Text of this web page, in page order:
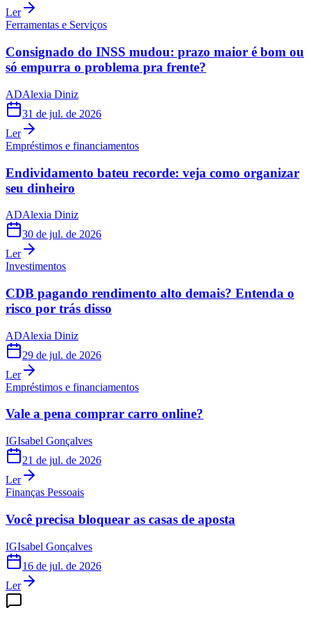
Ler
Ferramentas e Serviços
Consignado do INSS mudou: prazo maior é bom ou
só empurra o problema pra frente?
ADAlexia Diniz
31 de jul. de 2026
Ler
Empréstimos e financiamentos
Endividamento bateu recorde: veja como organizar
seu dinheiro
ADAlexia Diniz
30 de jul. de 2026
Ler
Investimentos
CDB pagando rendimento alto demais? Entenda o
risco por trás disso
ADAlexia Diniz
29 de jul. de 2026
Ler
Empréstimos e financiamentos
Vale a pena comprar carro online?
IGIsabel Gonçalves
21 de jul. de 2026
Ler
Finanças Pessoais
Você precisa bloquear as casas de aposta
IGIsabel Gonçalves
16 de jul. de 2026
Ler